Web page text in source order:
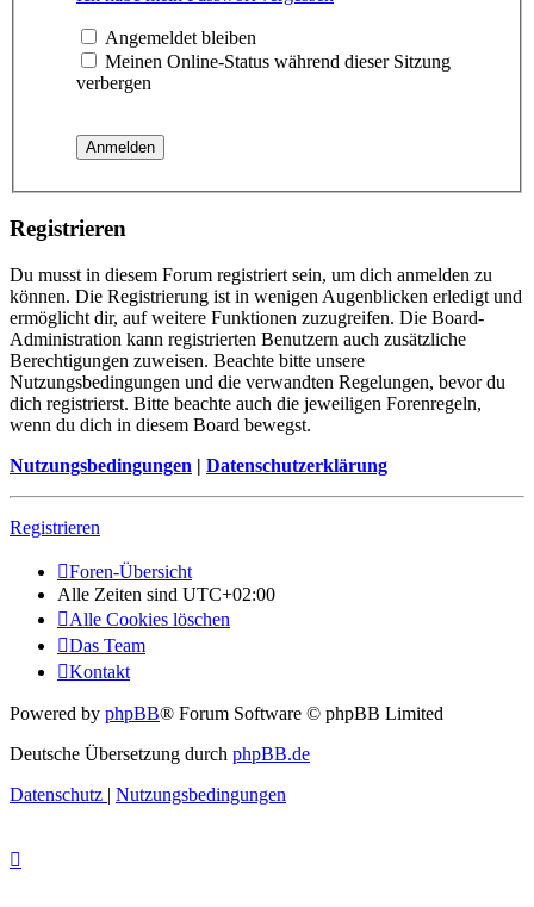
Angemeldet bleiben
Meinen Online-Status während dieser Sitzung
verbergen
Registrieren
Du musst in diesem Forum registriert sein, um dich anmelden zu
können. Die Registrierung ist in wenigen Augenblicken erledigt und
ermöglicht dir, auf weitere Funktionen zuzugreifen. Die Board-
Administration kann registrierten Benutzern auch zusätzliche
Berechtigungen zuweisen. Beachte bitte unsere
Nutzungsbedingungen und die verwandten Regelungen, bevor du
dich registrierst. Bitte beachte auch die jeweiligen Forenregeln,
wenn du dich in diesem Board bewegst.
Nutzungsbedingungen | Datenschutzerklärung
Registrieren
Foren-Übersicht
Alle Zeiten sind UTC+02:00
Alle Cookies löschen
Das Team
Kontakt
Powered by phpBB® Forum Software © phpBB Limited
Deutsche Übersetzung durch phpBB.de
Datenschutz | Nutzungsbedingungen